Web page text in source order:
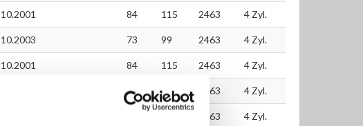
10.2001 84 115 2463 4 Zyl.
10.2003 73 99 2463 4 Zyl.
10.2001 84 115 2463 4 Zyl.
84 115 2463 4 Zyl.
2463 4 Zyl.